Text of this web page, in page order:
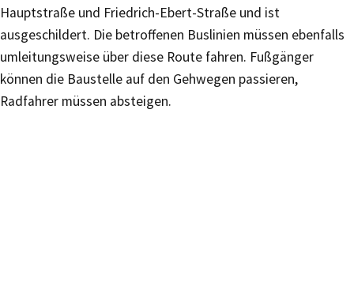
Hauptstraße und Friedrich-Ebert-Straße und ist
ausgeschildert. Die betroffenen Buslinien müssen ebenfalls
umleitungsweise über diese Route fahren. Fußgänger
können die Baustelle auf den Gehwegen passieren,
Radfahrer müssen absteigen.